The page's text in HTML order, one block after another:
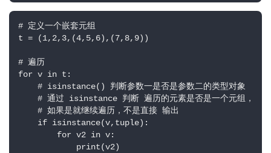
# 定义一个嵌套元组
t = (1,2,3,(4,5,6),(7,8,9))
# 遍历
for v in t:
    # isinstance() 判断参数一是否是参数二的类型对象
    # 通过 isinstance 判断 遍历的元素是否是一个元组，
    # 如果是就继续遍历，不是直接 输出
    if isinstance(v,tuple):
        for v2 in v:
            print(v2)